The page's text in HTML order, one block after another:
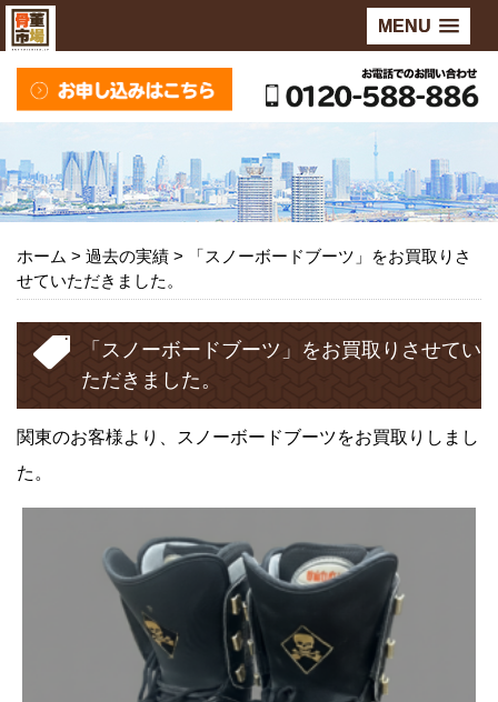
MENU
ホーム > 過去の実績 >
「スノーボードブーツ」をお買取りさ
せていただきました。
「スノーボードブーツ」をお買取りさせてい
ただきました。
関東のお客様より、スノーボードブーツをお買取りしまし
た。